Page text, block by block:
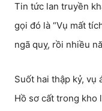
Tin tức lan truyền
gọi đó là “Vụ mất
ngã quỵ, rồi nhiều
Suốt hai thập kỷ, vụ
Hồ sơ cất trong kho